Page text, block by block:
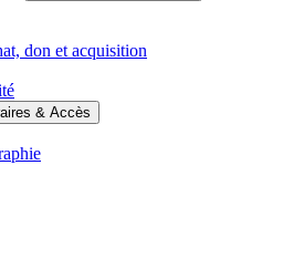
don et acquisition
& Accès